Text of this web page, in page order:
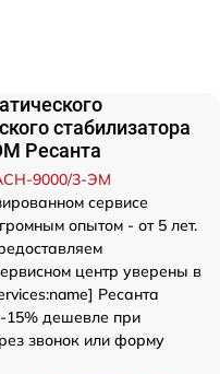
стабилизатора
Ресанта
9000/3-ЭМ
сервисе
опытом - от 5 лет.
центр уверены в
Ресанта
15% дешевле при
звонок или форму